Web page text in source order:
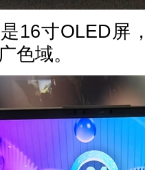
寸OLED屏
色域。